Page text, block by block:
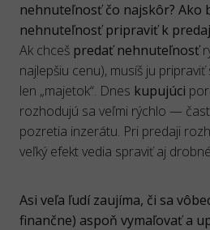
nehnuteľnosť čo najskôr? Ako
nehnuteľnosť pripraviť k
Ak chceš predať nehnuteľnosť
najlepšiu cenu), musíš ju
len „majetok“. Dnes kupujúci
rozhodujú sa veľmi rýchlo —
pozretia inzerátu. Pri predaji
veľký efekt vedia spraviť aj
Asi veľa ľudí zaujíma, či sa
finančne) aspoň vymaľovať a